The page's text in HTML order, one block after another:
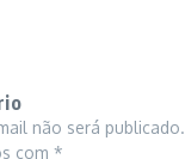
não será publicado.
com *